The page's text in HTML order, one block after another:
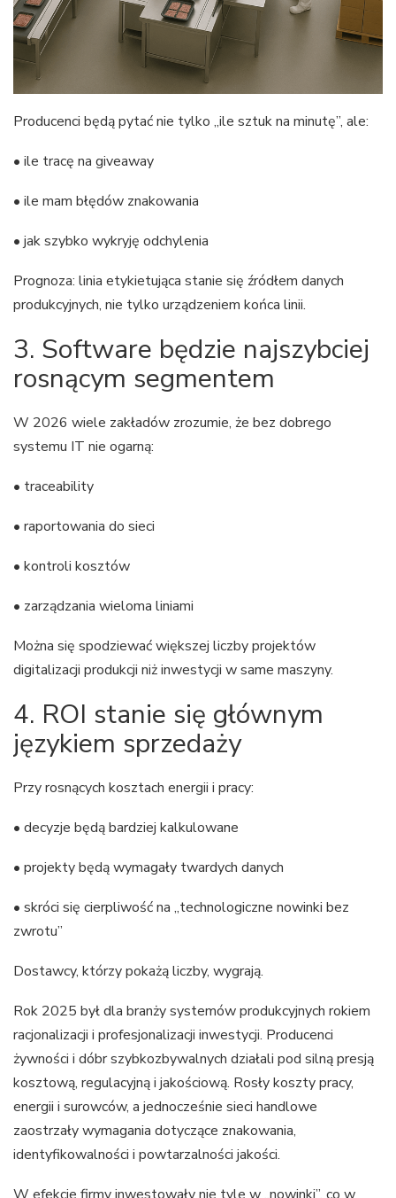
Producenci będą pytać nie tylko „ile sztuk na minutę”, ale:
• ile tracę na giveaway
• ile mam błędów znakowania
• jak szybko wykryję odchylenia
Prognoza: linia etykietująca stanie się źródłem danych
produkcyjnych, nie tylko urządzeniem końca linii.
3. Software będzie najszybciej
rosnącym segmentem
W 2026 wiele zakładów zrozumie, że bez dobrego
systemu IT nie ogarną:
• traceability
• raportowania do sieci
• kontroli kosztów
• zarządzania wieloma liniami
Można się spodziewać większej liczby projektów
digitalizacji produkcji niż inwestycji w same maszyny.
4. ROI stanie się głównym
językiem sprzedaży
Przy rosnących kosztach energii i pracy:
• decyzje będą bardziej kalkulowane
• projekty będą wymagały twardych danych
• skróci się cierpliwość na „technologiczne nowinki bez
zwrotu”
Dostawcy, którzy pokażą liczby, wygrają.
Rok 2025 był dla branży systemów produkcyjnych rokiem
racjonalizacji i profesjonalizacji inwestycji. Producenci
żywności i dóbr szybkozbywalnych działali pod silną presją
kosztową, regulacyjną i jakościową. Rosły koszty pracy,
energii i surowców, a jednocześnie sieci handlowe
zaostrzały wymagania dotyczące znakowania,
identyfikowalności i powtarzalności jakości.